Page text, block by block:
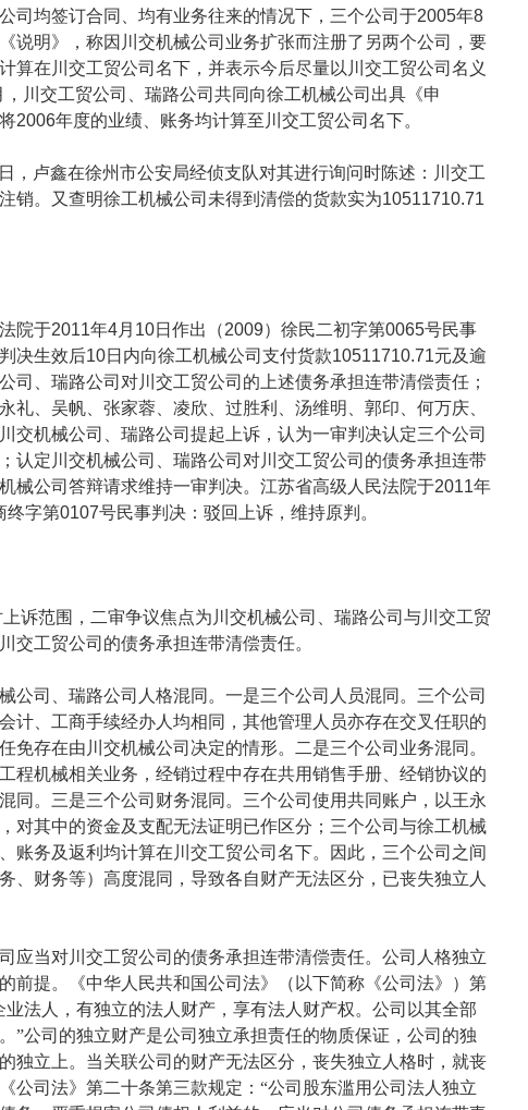
司均签订合同、均有业务往来的情况下，三个公司于2005年8
说明》，称因川交机械公司业务扩张而注册了另两个公司，要
算在川交工贸公司名下，并表示今后尽量以川交工贸公司名义
，川交工贸公司、瑞路公司共同向徐工机械公司出具《申
2006年度的业绩、账务均计算至川交工贸公司名下。
日，卢鑫在徐州市公安局经侦支队对其进行询问时陈述：川交工
销。又查明徐工机械公司未得到清偿的货款实为10511710.71
院于2011年4月 10日作出（2009）徐民二初字第0065号民事
决生效后10日内向徐工机械公司支付货款10511710.71元及逾
司、瑞路公司对川交工贸公司的上述债务承担连带清偿责任；
礼、吴帆、张家蓉、凌欣、过胜利、汤维明、郭印、何万庆、
交机械公司、瑞路公司提起上诉，认为一审判决认定三个公司
认定川交机械公司、瑞路公司对川交工贸公司的债务承担连带
械公司答辩请求维持一审判决。江苏省高级人民法院于2011年
终字第0107号民事判决：驳回上诉，维持原判。
诉范围，二审争议焦点为川交机械公司、瑞路公司与川交工贸
交工贸公司的债务承担连带清偿责任。
司、瑞路公司人格混同。一是三个公司人员混同。三个公司
计、工商手续经办人均相同，其他管理人员亦存在交叉任职的
免存在由川交机械公司决定的情形。二是三个公司业务混同。
程机械相关业务，经销过程中存在共用销售手册、经销协议的
同。三是三个公司财务混同。三个公司使用共同账户，以王永
对其中的资金及支配无法证明已作区分；三个公司与徐工机械
账务及返利均计算在川交工贸公司名下。因此，三个公司之间
、财务等）高度混同，导致各自财产无法区分，已丧失独立人
当对川交工贸公司的债务承担连带清偿责任。公司人格独立
前提。《中华人民共和国公司法》（以下简称《公司法》）第
业法人，有独立的法人财产，享有法人财产权。公司以其全部
”公司的独立财产是公司独立承担责任的物质保证，公司的独
独立上。当关联公司的财产无法区分，丧失独立人格时，就丧
公司法》第二十条第三款规定：“公司股东滥用公司法人独立